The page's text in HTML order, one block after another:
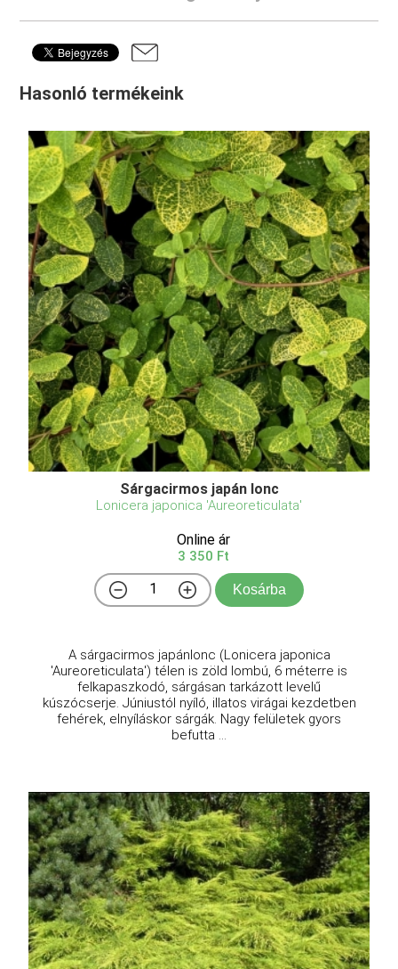
Hasonló termékeink
Sárgacirmos japán lonc
Lonicera japonica 'Aureoreticulata'
Online ár
3 350 Ft
Kosárba
A sárgacirmos japánlonc (Lonicera japonica
'Aureoreticulata') télen is zöld lombú, 6 méterre is
felkapaszkodó, sárgásan tarkázott levelű
kúszócserje. Júniustól nyíló, illatos virágai kezdetben
fehérek, elnyíláskor sárgák. Nagy felületek gyors
befutta ...